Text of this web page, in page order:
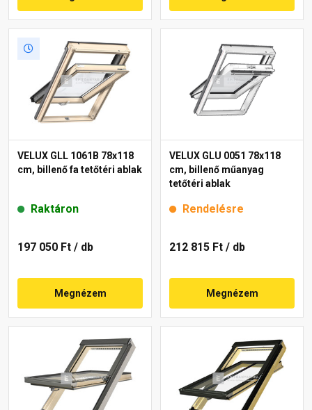
VELUX GLL 1061B 78x118
cm, billenő fa tetőtéri ablak
Raktáron
197 050 Ft / db
Megnézem
VELUX GLU 0051 78x118
cm, billenő műanyag
tetőtéri ablak
Rendelésre
212 815 Ft / db
Megnézem